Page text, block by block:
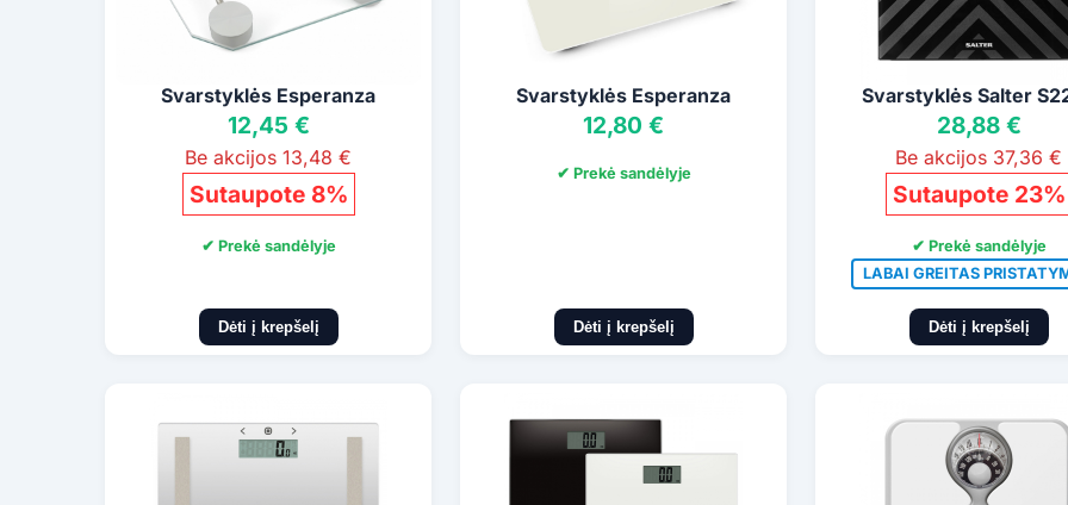
Svarstyklės Esperanza
12,45 €
Be akcijos 13,48 €
Sutaupote 8%
✔ Prekė sandėlyje
Dėti į krepšelį
Svarstyklės Esperanza
12,80 €
✔ Prekė sandėlyje
Dėti į krepšelį
Svarstyklės Salter
28,88 €
Be akcijos 37,36 €
Sutaupote 23%
✔ Prekė sandėlyje
LABAI GREITAS
Dėti į krepšelį